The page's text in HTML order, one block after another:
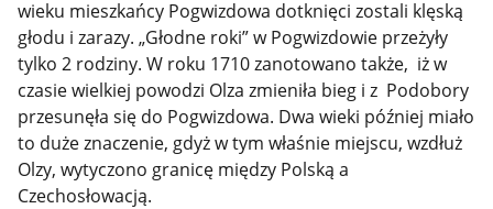
wieku mieszkańcy Pogwizdowa dotknięci zostali klęską
głodu i zarazy. „Głodne roki” w Pogwizdowie przeżyły
tylko 2 rodziny. W roku 1710 zanotowano także, iż w
czasie wielkiej powodzi Olza zmieniła bieg i z Podobory
przesunęła się do Pogwizdowa. Dwa wieki później miało
to duże znaczenie, gdyż w tym właśnie miejscu, wzdłuż
Olzy, wytyczono granicę między Polską a
Czechosłowacją.